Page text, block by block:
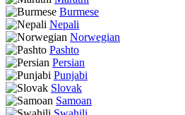
Burmese
Nepali
Norwegian
Pashto
Persian
Punjabi
Slovak
Samoan